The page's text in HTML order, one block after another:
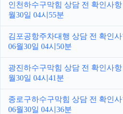
인천하수구막힘 상담 전 확인사항
월30일 04시55분
김포공항주차대행 상담 전 확인사
06월30일 04시50분
광진하수구막힘 상담 전 확인사항
월30일 04시41분
종로구하수구막힘 상담 전 확인사
06월30일 04시36분